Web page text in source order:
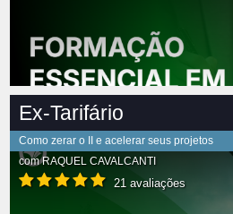
Ex-Tarifário
Como zerar o II e acelerar seus projetos
comRAQUEL CAVALCANTI
21 avaliações